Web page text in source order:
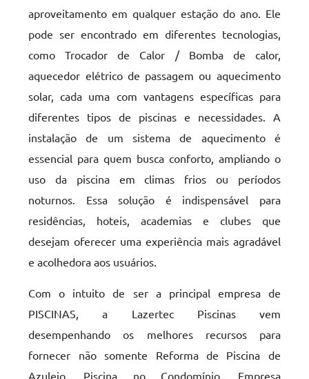
aproveitamento em qualquer estação do ano. Ele
pode ser encontrado em diferentes tecnologias,
como Trocador de Calor / Bomba de calor,
aquecedor elétrico de passagem ou aquecimento
solar, cada uma com vantagens específicas para
diferentes tipos de piscinas e necessidades. A
instalação de um sistema de aquecimento é
essencial para quem busca conforto, ampliando o
uso da piscina em climas frios ou períodos
noturnos. Essa solução é indispensável para
residências, hoteis, academias e clubes que
desejam oferecer uma experiência mais agradável
e acolhedora aos usuários.
Com o intuito de ser a principal empresa de
PISCINAS, a Lazertec Piscinas vem
desempenhando os melhores recursos para
fornecer não somente Reforma de Piscina de
Azulejo, Piscina no Condomínio, Empresa